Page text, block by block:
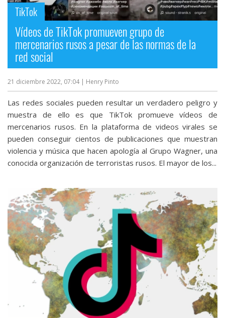
TikTok
Vídeos de TikTok promueven grupo de
mercenarios rusos a pesar de las normas de la
red social
21 diciembre 2022, 07:04 | Henry Pinto
Las redes sociales pueden resultar un verdadero peligro y
muestra de ello es que TikTok promueve vídeos de
mercenarios rusos. En la plataforma de videos virales se
pueden conseguir cientos de publicaciones que muestran
violencia y música que hacen apología al Grupo Wagner, una
conocida organización de terroristas rusos. El mayor de los...